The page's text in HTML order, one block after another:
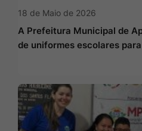
18 de Maio de 2026
A Prefeitura Municipal de
de uniformes escolares